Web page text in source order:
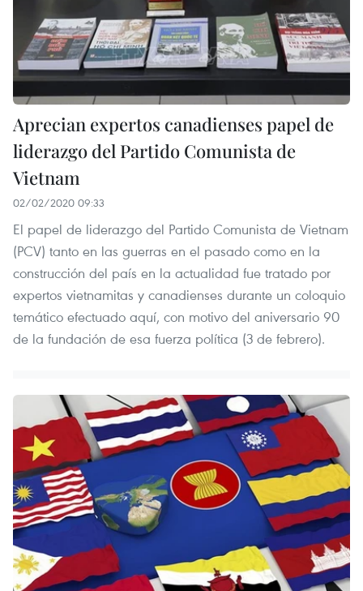
Aprecian expertos canadienses papel de
liderazgo del Partido Comunista de
Vietnam
02/02/2020 09:33
El papel de liderazgo del Partido Comunista de Vietnam
(PCV) tanto en las guerras en el pasado como en la
construcción del país en la actualidad fue tratado por
expertos vietnamitas y canadienses durante un coloquio
temático efectuado aquí, con motivo del aniversario 90
de la fundación de esa fuerza política (3 de febrero).